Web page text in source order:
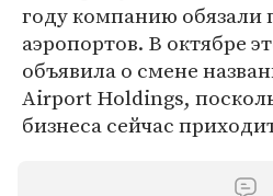
году компанию обязали
аэропортов. В октябре
объявила о смене
Airport Holdings,
бизнеса сейчас